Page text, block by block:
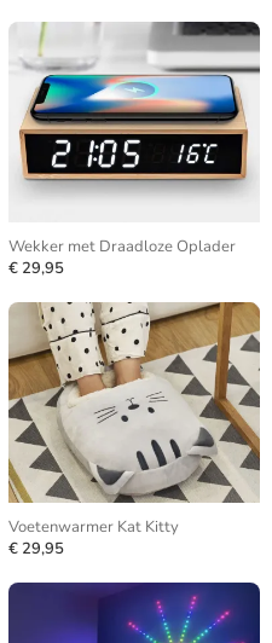
Wekker met Draadloze Oplader
€ 29,95
Voetenwarmer Kat Kitty
€ 29,95